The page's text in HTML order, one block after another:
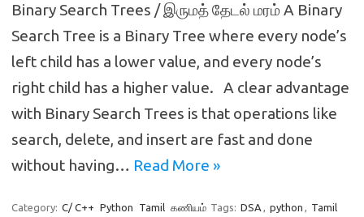
Binary Search Trees / இருமத் தேடல் மரம் A Binary
Search Tree is a Binary Tree where every node’s
left child has a lower value, and every node’s
right child has a higher value. A clear advantage
with Binary Search Trees is that operations like
search, delete, and insert are fast and done
without having… Read More »
Category: C/ C++ Python Tamil கணியம் Tags: DSA , python , Tamil